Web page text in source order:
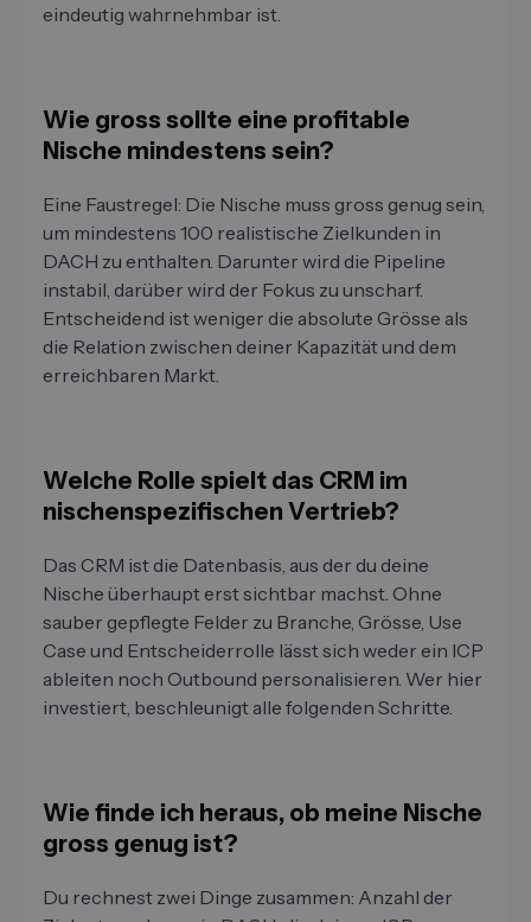
eindeutig wahrnehmbar ist.
Wie gross sollte eine profitable
Nische mindestens sein?
Eine Faustregel: Die Nische muss gross genug sein,
um mindestens 100 realistische Zielkunden in
DACH zu enthalten. Darunter wird die Pipeline
instabil, darüber wird der Fokus zu unscharf.
Entscheidend ist weniger die absolute Grösse als
die Relation zwischen deiner Kapazität und dem
erreichbaren Markt.
Welche Rolle spielt das CRM im
nischenspezifischen Vertrieb?
Das CRM ist die Datenbasis, aus der du deine
Nische überhaupt erst sichtbar machst. Ohne
sauber gepflegte Felder zu Branche, Grösse, Use
Case und Entscheiderrolle lässt sich weder ein ICP
ableiten noch Outbound personalisieren. Wer hier
investiert, beschleunigt alle folgenden Schritte.
Wie finde ich heraus, ob meine Nische
gross genug ist?
Du rechnest zwei Dinge zusammen: Anzahl der